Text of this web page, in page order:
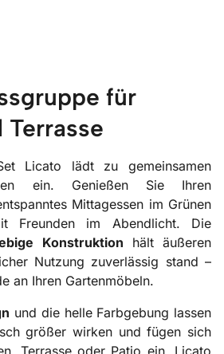
für
Terrasse
Licato lädt zu gemeinsamen
ein. Genießen Sie Ihren
Mittagessen im Grünen
Freunden im Abendlicht. Die
Konstruktion hält äußeren
Nutzung zuverlässig stand –
an Ihren Gartenmöbeln.
und die helle Farbgebung lassen
größer wirken und fügen sich
Terrasse oder Patio ein. Licato